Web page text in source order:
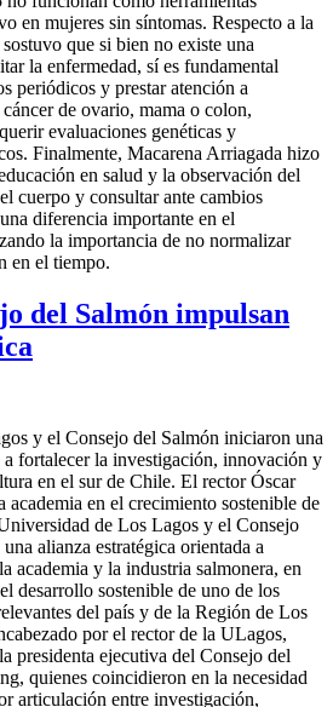
en mujeres sin síntomas. Respecto a la
que si bien no existe una
la enfermedad, sí es fundamental
periódicos y prestar atención a
de ovario, mama o colon,
evaluaciones genéticas y
Finalmente, Macarena Arriagada hizo
en salud y la observación del
cuerpo y consultar ante cambios
diferencia importante en el
la importancia de no normalizar
en el tiempo.
del Salmón impulsan
y el Consejo del Salmón iniciaron una
a fortalecer la investigación, innovación y
en el sur de Chile. El rector Óscar
academia en el crecimiento sostenible de
de Los Lagos y el Consejo
alianza estratégica orientada a
academia y la industria salmonera, en
desarrollo sostenible de uno de los
del país y de la Región de Los
por el rector de la ULagos,
presidenta ejecutiva del Consejo del
quienes coincidieron en la necesidad
articulación entre investigación,